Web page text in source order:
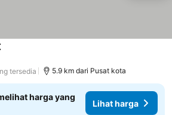
tersedia 5.9 km dari Pusat kota
harga yang
Lihat harga